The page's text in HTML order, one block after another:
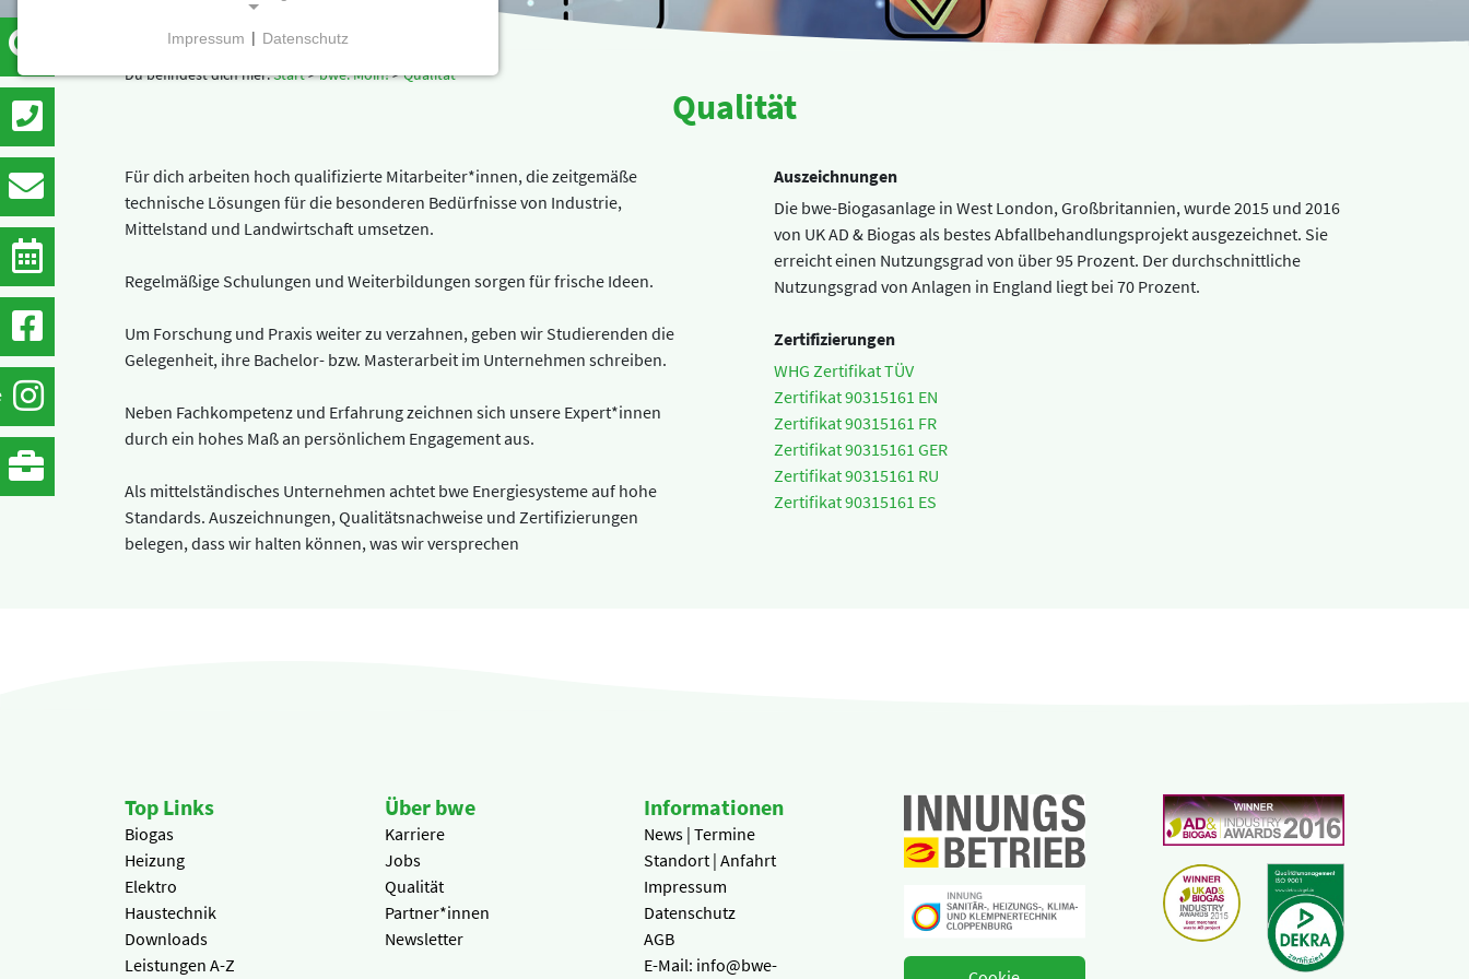
Du befindest dich hier:Start>bwe. Moin!>Qualität
Qualität
Für dich arbeiten hoch qualifizierte Mitarbeiter*innen, die zeitgemäße
technische Lösungen für die besonderen Bedürfnisse von Industrie,
Mittelstand und Landwirtschaft umsetzen.
Regelmäßige Schulungen und Weiterbildungen sorgen für frische Ideen.
Um Forschung und Praxis weiter zu verzahnen, geben wir Studierenden die
Gelegenheit, ihre Bachelor- bzw. Masterarbeit im Unternehmen schreiben.
Neben Fachkompetenz und Erfahrung zeichnen sich unsere Expert*innen
durch ein hohes Maß an persönlichem Engagement aus.
Als mittelständisches Unternehmen achtet bwe Energiesysteme auf hohe
Standards. Auszeichnungen, Qualitätsnachweise und Zertifizierungen
belegen, dass wir halten können, was wir versprechen
Auszeichnungen
Die bwe-Biogasanlage in West London, Großbritannien, wurde 2015 und 2016
von UK AD & Biogas als bestes Abfallbehandlungsprojekt ausgezeichnet. Sie
erreicht einen Nutzungsgrad von über 95 Prozent. Der durchschnittliche
Nutzungsgrad von Anlagen in England liegt bei 70 Prozent.
Zertifizierungen
WHG Zertifikat TÜV
Zertifikat 90315161 EN
Zertifikat 90315161 FR
Zertifikat 90315161 GER
Zertifikat 90315161 RU
Zertifikat 90315161 ES
Top Links
Biogas
Heizung
Elektro
Haustechnik
Downloads
Leistungen A-Z
Über bwe
Karriere
Jobs
Qualität
Partner*innen
Newsletter
Informationen
News | Termine
Standort | Anfahrt
Impressum
Datenschutz
AGB
E-Mail: info@bwe-
Einverständnis-Cookie
Name:
Dieser Cookie speichert die
ausgewählten Einverständnis-
Optionen des Benutzers
Cookie
Laufzeit:
STATISTIK
MARKETING
Marketing Cookies werden von Drittanbietern
verwendet, um personalisierte Werbung
anzuzeigen. Sie tun dies, indem sie Besucher über
Websites hinweg verfolgen.
Facebook Pixel
Impressum | Datenschutz